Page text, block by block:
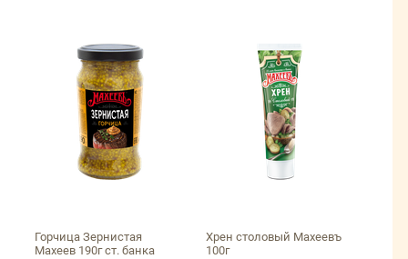
Горчица Зернистая
Махеев 190г ст. банка
Хрен столовый Махеевъ
100г